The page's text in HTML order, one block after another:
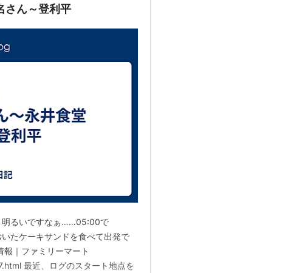
ん～登利平
明るいですなぁ……05:00で
たケーキサンドを食べて出発で
｜ファミリーマート
最近、ログのスタート地点を